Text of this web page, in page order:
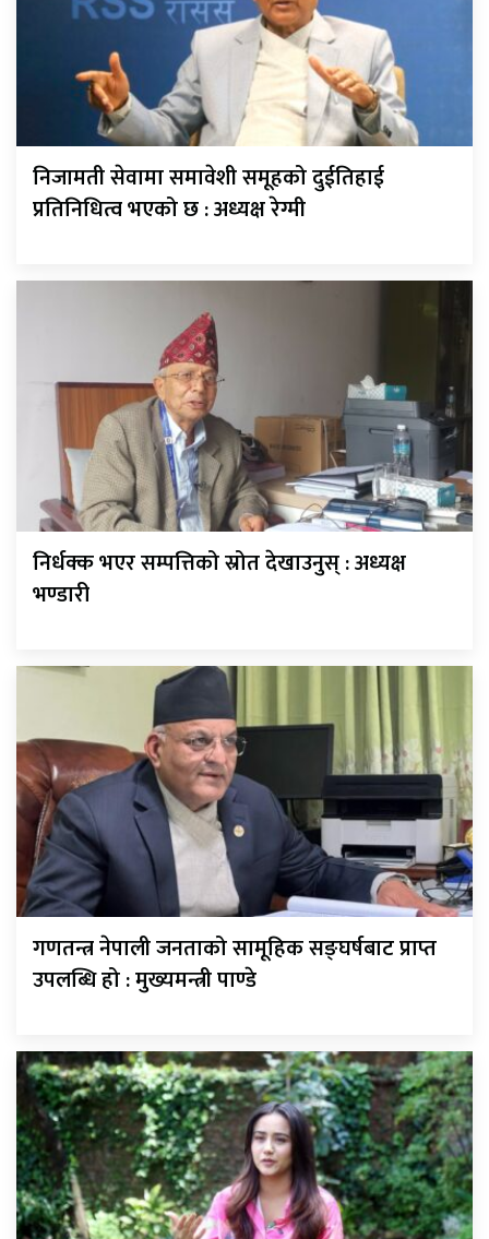
निजामती सेवामा समावेशी समूहको दुईतिहाई
प्रतिनिधित्व भएको छ : अध्यक्ष रेग्मी
निर्धक्क भएर सम्पत्तिको स्रोत देखाउनुस् : अध्यक्ष
भण्डारी
गणतन्त्र नेपाली जनताको सामूहिक सङ्घर्षबाट प्राप्त
उपलब्धि हो : मुख्यमन्त्री पाण्डे